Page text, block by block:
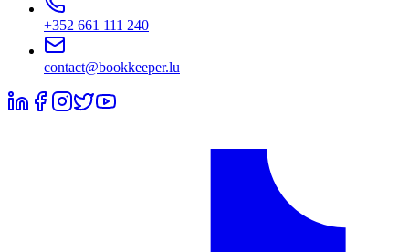
+352 661 111 240
contact@bookkeeper.lu